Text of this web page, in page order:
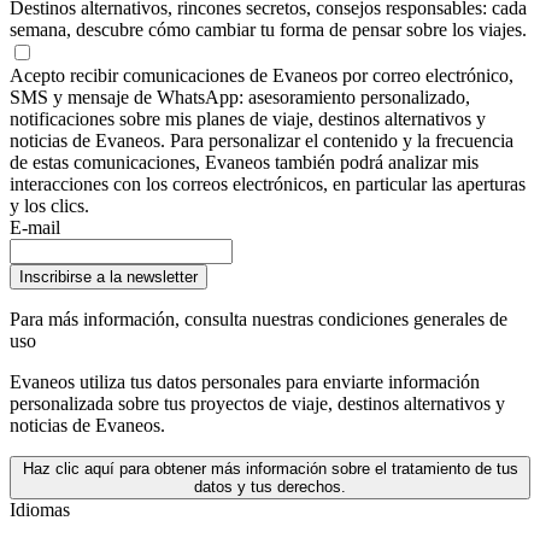
Destinos alternativos, rincones secretos, consejos responsables: cada
semana, descubre cómo cambiar tu forma de pensar sobre los viajes.
Acepto recibir comunicaciones de Evaneos por correo electrónico,
SMS y mensaje de WhatsApp: asesoramiento personalizado,
notificaciones sobre mis planes de viaje, destinos alternativos y
noticias de Evaneos. Para personalizar el contenido y la frecuencia
de estas comunicaciones, Evaneos también podrá analizar mis
interacciones con los correos electrónicos, en particular las aperturas
y los clics.
E-mail
Inscribirse a la newsletter
Para más información, consulta nuestras condiciones generales de
uso
Evaneos utiliza tus datos personales para enviarte información
personalizada sobre tus proyectos de viaje, destinos alternativos y
noticias de Evaneos.
Haz clic aquí para obtener más información sobre el tratamiento de tus
datos y tus derechos.
Idiomas